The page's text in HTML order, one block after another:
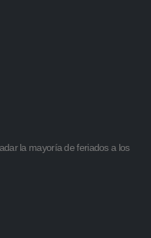
la mayoría de feriados a los